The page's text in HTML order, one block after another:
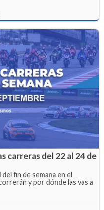
carreras del 22 al 24 de
fin de semana en el
y por dónde las vas a